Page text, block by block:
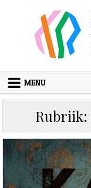
MENU
Rubriik: